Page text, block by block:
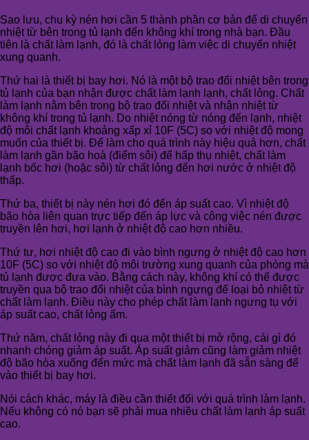
Sao lưu, chu kỳ nén hơi cần 5 thành phần cơ bản để di chuyển
nhiệt từ bên trong tủ lạnh đến không khí trong nhà bạn. Đầu
tiên là chất làm lạnh, đó là chất lỏng làm việc di chuyển nhiệt
xung quanh.
Thứ hai là thiết bị bay hơi. Nó là một bộ trao đổi nhiệt bên trong
tủ lạnh của bạn nhận được chất làm lạnh lạnh, chất lỏng. Chất
làm lạnh nằm bên trong bộ trao đổi nhiệt và nhận nhiệt từ
không khí trong tủ lạnh. Do nhiệt nóng từ nóng đến lạnh, nhiệt
độ môi chất lạnh khoảng xấp xỉ 10F (5C) so với nhiệt độ mong
muốn của thiết bị. Để làm cho quá trình này hiệu quả hơn, chất
làm lạnh gần bão hoà (điểm sôi) để hấp thụ nhiệt, chất làm
lạnh bốc hơi (hoặc sôi) từ chất lỏng đến hơi nước ở nhiệt độ
thấp.
Thứ ba, thiết bị này nén hơi đó đến áp suất cao. Vì nhiệt độ
bão hòa liên quan trực tiếp đến áp lực và công việc nén được
truyền lên hơi, hơi lạnh ở nhiệt độ cao hơn nhiều.
Thứ tư, hơi nhiệt độ cao đi vào bình ngưng ở nhiệt độ cao hơn
10F (5C) so với nhiệt độ môi trường xung quanh của phòng mà
tủ lạnh được đưa vào. Bằng cách này, không khí có thể được
truyền qua bộ trao đổi nhiệt của bình ngưng để loại bỏ nhiệt từ
chất làm lạnh. Điều này cho phép chất làm lạnh ngưng tụ với
áp suất cao, chất lỏng ấm.
Thứ năm, chất lỏng này đi qua một thiết bị mở rộng, cái gì đó
nhanh chóng giảm áp suất. Áp suất giảm cũng làm giảm nhiệt
độ bão hòa xuống đến mức mà chất làm lạnh đã sẵn sàng để
vào thiết bị bay hơi.
Nói cách khác, máy là điều cần thiết đối với quá trình làm lạnh.
Nếu không có nó bạn sẽ phải mua nhiều chất làm lạnh áp suất
cao.